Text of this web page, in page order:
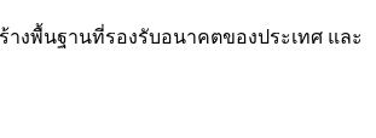
างพื้นฐานที่รองรับอนาคตของประเทศ และ